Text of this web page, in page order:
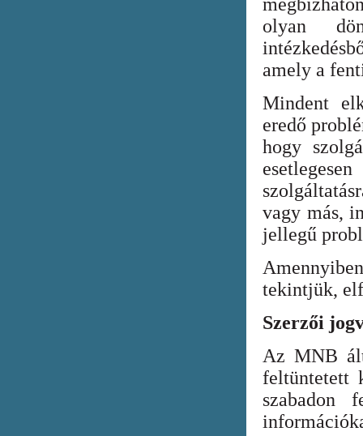
olyan
amely a
Mindent
eredő
hogy
vagy más,
jellegű
tekintjük,
Szerzői
Az MNB
feltüntetett
szabadon